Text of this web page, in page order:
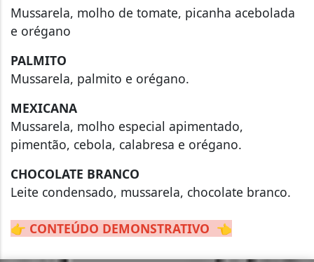
Mussarela, molho de tomate, picanha acebolada
e orégano
PALMITO
Mussarela, palmito e orégano.
MEXICANA
Mussarela, molho especial apimentado,
pimentão, cebola, calabresa e orégano.
CHOCOLATE BRANCO
Leite condensado, mussarela, chocolate branco.
👉 CONTEÚDO DEMONSTRATIVO 👈